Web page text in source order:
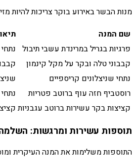
מנות הבשר באירוע בוקר צריכות להיות
שם המנה
פרגיות בגריל במרינדת עשבי תיבול
קבבוני טלה ובקר על מקל קינמון
נתחי שניצלונים קריספיים
רוסטביף חזה עוף ברוטב פטריות
קציצות בקר עשירות ברוטב עגבניות
תוספות עשירות ומרגשות:
התוספות משלימות את המנה העיקרית